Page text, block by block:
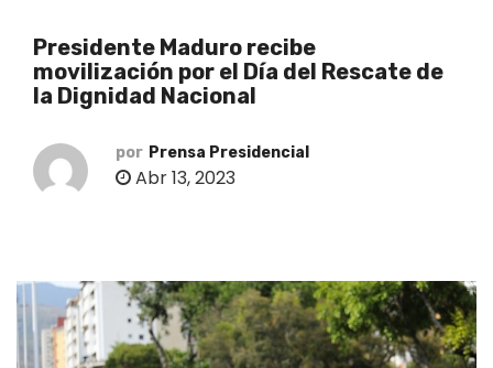
Presidente Maduro recibe
movilización por el Día del Rescate de
la Dignidad Nacional
por Prensa Presidencial
Abr 13, 2023